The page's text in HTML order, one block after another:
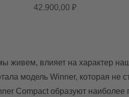
₽ – 63.570,00 ₽
42.900,00₽
живем, влияет на характер
модель Winner, которая не
Compact образуют наиболее